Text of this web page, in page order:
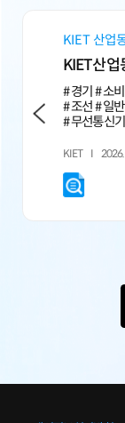
KIET 산업
KIET산업
# 경기 # 소비 # 고
KIET